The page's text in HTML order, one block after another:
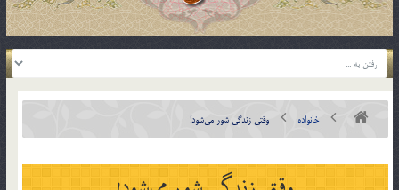
خانواده وقتي زندگي شور مي‌شود!